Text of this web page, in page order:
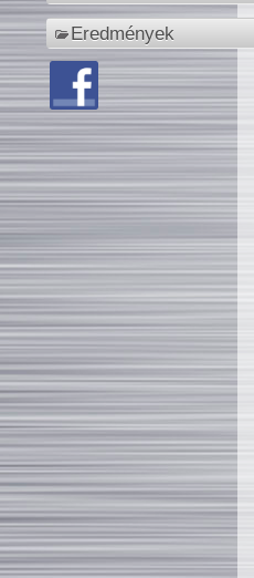
Eredmények